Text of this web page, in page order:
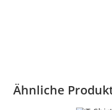
Ähnliche